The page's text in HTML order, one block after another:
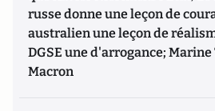
russe donne une leçon de
australien une leçon de
DGSE une d'arrogance;
Macron